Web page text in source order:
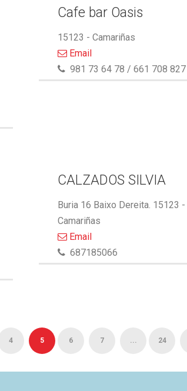
Cafe bar Oasis
15123 - Camariñas
Email
981 73 64 78 / 661 708 827
CALZADOS SILVIA
Buria 16 Baixo Dereita. 15123 -
Camariñas
Email
687185066
4 5 6 7 ... 24